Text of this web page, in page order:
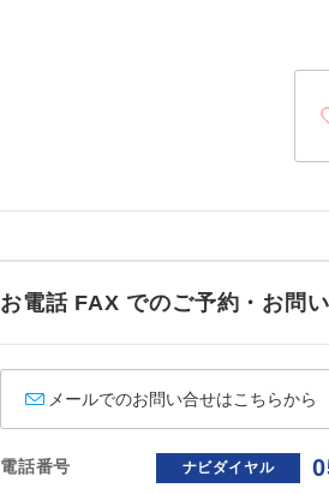
お電話 FAX でのご予約・お問
メールでのお問い合せはこちらから
電話番号 ナビダイヤル
払いが必要と
温泉
露天
全食事
トラベルイ